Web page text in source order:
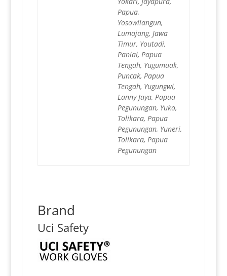
Papua,
Yosowilangun,
Lumajang, Jawa
Timur, Youtadi,
Paniai, Papua
Tengah, Yugumuak,
Puncak, Papua
Tengah, Yugungwi,
Lanny Jaya, Papua
Pegunungan, Yuko,
Tolikara, Papua
Pegunungan, Yuneri,
Tolikara, Papua
Pegunungan
Brand
Uci Safety